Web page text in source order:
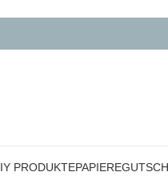
PRODUKTEPAPIERE